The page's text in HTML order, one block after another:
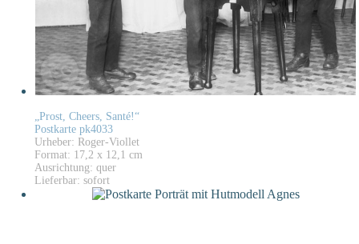
„Prost, Cheers, Santé!“
Postkarte pk4033
Urheber: Roger-Viollet
Format: 17,2 x 12,1 cm
Ausrichtung: quer
Lieferbar: sofort